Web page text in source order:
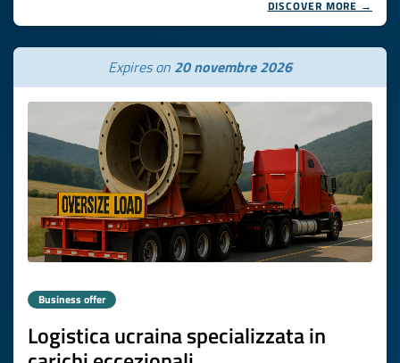
DISCOVER MORE →
Expires on 20 novembre 2026
Business offer
Logistica ucraina specializzata in